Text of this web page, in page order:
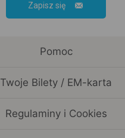
Zapisz się
Pomoc
Twoje Bilety / EM-karta
Regulaminy i Cookies